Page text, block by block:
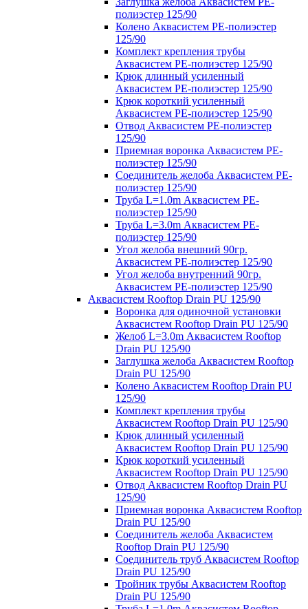
полиэстер 125/90
Колено Аквасистем PE-полиэстер
125/90
Комплект крепления трубы
Аквасистем PE-полиэстер 125/90
Крюк длинный усиленный
Аквасистем PE-полиэстер 125/90
Крюк короткий усиленный
Аквасистем PE-полиэстер 125/90
Отвод Аквасистем РЕ-полиэстер
125/90
Приемная воронка Аквасистем PE-
полиэстер 125/90
Соединитель желоба Аквасистем PE-
полиэстер 125/90
Труба L=1.0m Аквасистем PE-
полиэстер 125/90
Труба L=3.0m Аквасистем PE-
полиэстер 125/90
Угол желоба внешний 90гр.
Аквасистем PE-полиэстер 125/90
Угол желоба внутренний 90гр.
Аквасистем PE-полиэстер 125/90
Аквасистем Rooftop Drain PU 125/90
Воронка для одиночной установки
Аквасистем Rooftop Drain PU 125/90
Желоб L=3.0m Аквасистем Rooftop
Drain PU 125/90
Заглушка желоба Аквасистем Rooftop
Drain PU 125/90
Колено Аквасистем Rooftop Drain PU
125/90
Комплект крепления трубы
Аквасистем Rooftop Drain PU 125/90
Крюк длинный усиленный
Аквасистем Rooftop Drain PU 125/90
Крюк короткий усиленный
Аквасистем Rooftop Drain PU 125/90
Отвод Аквасистем Rooftop Drain PU
125/90
Приемная воронка Аквасистем Rooftop
Drain PU 125/90
Соединитель желоба Аквасистем
Rooftop Drain PU 125/90
Соединитель труб Аквасистем Rooftop
Drain PU 125/90
Тройник трубы Аквасистем Rooftop
Drain PU 125/90